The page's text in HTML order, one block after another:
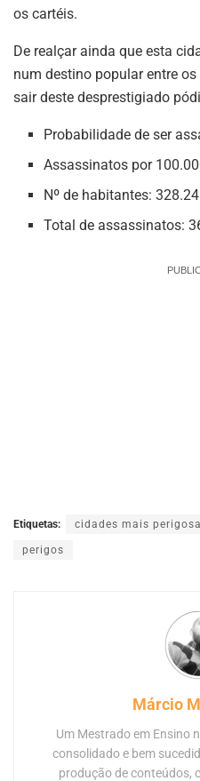
os cartéis.
De realçar ainda que esta
num destino popular entre
sair deste desprestigiado
Probabilidade de ser
Assassinatos por
Nº de habitantes:
Total de assassinatos:
Etiquetas: cidades mais
perigos
Márcio
Um Mestrado em Ensino
consolidado e bem
produção de conteúdos,